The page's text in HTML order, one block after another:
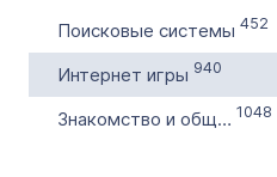
с
по
Поисковые системы 452
Интернет игры 940
Знакомство и общение 1048